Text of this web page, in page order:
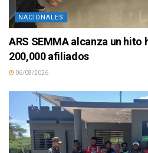
NACIONALES
ARS SEMMA alcanza un
200,000 afiliados
06/08/2026